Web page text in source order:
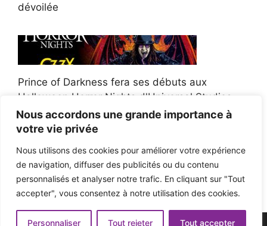
Nous accordons une grande importance à
votre vie privée
Nous utilisons des cookies pour améliorer votre expérience
de navigation, diffuser des publicités ou du contenu
personnalisés et analyser notre trafic. En cliquant sur "Tout
accepter", vous consentez à notre utilisation des cookies.
Personnaliser Tout rejeter Tout accepter
dévoilée
Prince of Darkness fera ses débuts aux
Halloween Horror Nights d'Universal Studios
Afroman poursuit un policier de l'Ohio après la
victoire du jury en diffamation